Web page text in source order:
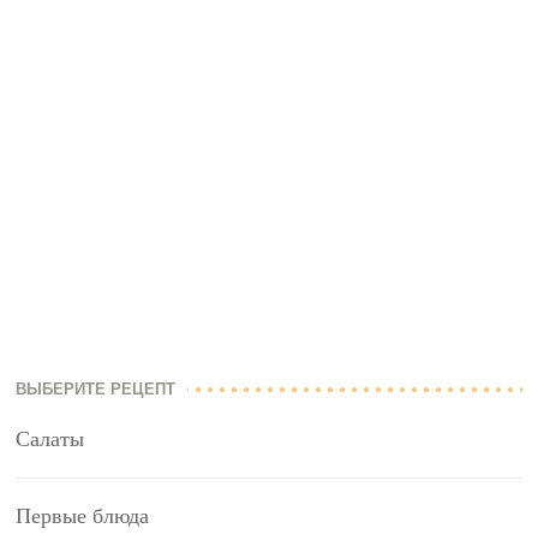
ВЫБЕРИТЕ РЕЦЕПТ
Салаты
Первые блюда